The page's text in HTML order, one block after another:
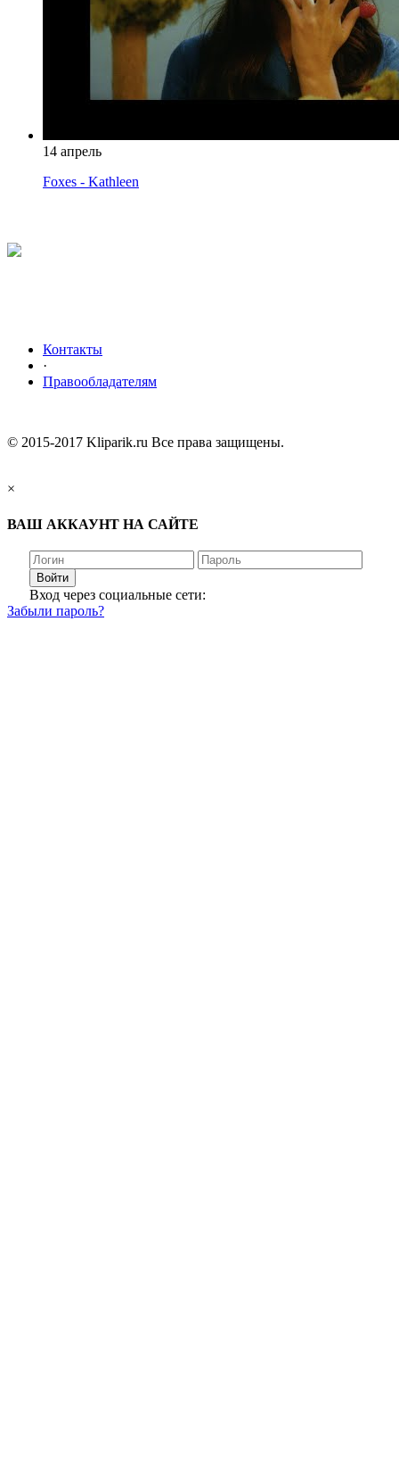
14 апрель
Foxes - Kathleen
Контакты
·
Правообладателям
© 2015-2017 Kliparik.ru Все права защищены.
×
ВАШ АККАУНТ НА САЙТЕ
Войти
Вход через социальные сети:
Забыли пароль?